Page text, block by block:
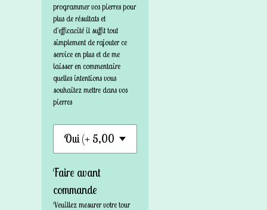
programmer vos pierres pour
plus de résultats et
d'efficacité il suffit tout
simplement de rajouter ce
service en plus et de me
laisser en commentaire
quelles intentions vous
souhaitez mettre dans vos
pierres
Faire avant
commande
Veuillez mesurer votre tour